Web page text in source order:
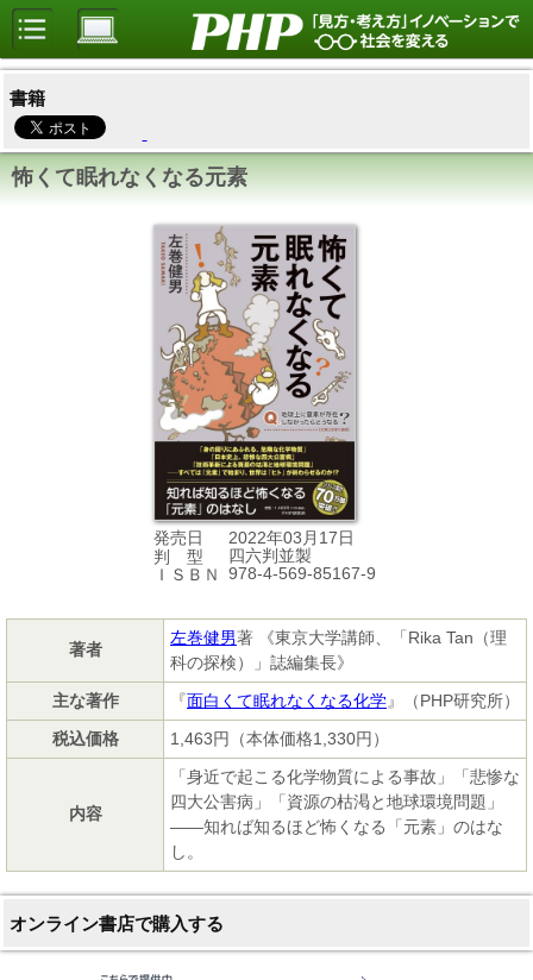
書籍
怖くて眠れなくなる元素
発売日
2022年03月17日
判 型
四六判並製
ＩＳＢＮ
978-4-569-85167-9
著者
左巻健男著 《東京大学講師、「Rika Tan（理
科の探検）」誌編集長》
主な著作
『面白くて眠れなくなる化学』（PHP研究所）
税込価格
1,463円（本体価格1,330円）
内容
「身近で起こる化学物質による事故」「悲惨な
四大公害病」「資源の枯渇と地球環境問題」
――知れば知るほど怖くなる「元素」のはな
し。
オンライン書店で購入する